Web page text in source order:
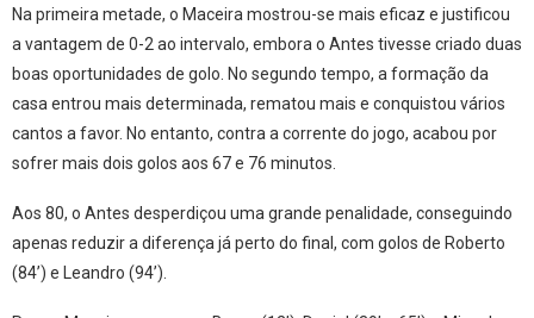
Na primeira metade, o Maceira mostrou-se mais eficaz e justificou
a vantagem de 0-2 ao intervalo, embora o Antes tivesse criado duas
boas oportunidades de golo. No segundo tempo, a formação da
casa entrou mais determinada, rematou mais e conquistou vários
cantos a favor. No entanto, contra a corrente do jogo, acabou por
sofrer mais dois golos aos 67 e 76 minutos.
Aos 80, o Antes desperdiçou uma grande penalidade, conseguindo
apenas reduzir a diferença já perto do final, com golos de Roberto
(84’) e Leandro (94’).